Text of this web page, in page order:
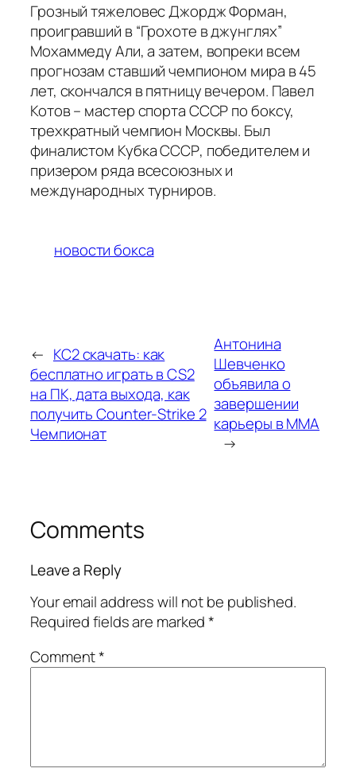
Грозный тяжеловес Джордж Форман,
проигравший в “Грохоте в джунглях”
Мохаммеду Али, а затем, вопреки всем
прогнозам ставший чемпионом мира в 45
лет, скончался в пятницу вечером. Павел
Котов – мастер спорта СССР по боксу,
трехкратный чемпион Москвы. Был
финалистом Кубка СССР, победителем и
призером ряда всесоюзных и
международных турниров.
новости бокса
← КС2 скачать: как
бесплатно играть в CS2
на ПК, дата выхода, как
получить Counter-Strike 2
Чемпионат
Антонина
Шевченко
объявила о
завершении
карьеры в ММА
→
Comments
Leave a Reply
Your email address will not be published.
Required fields are marked*
Comment*